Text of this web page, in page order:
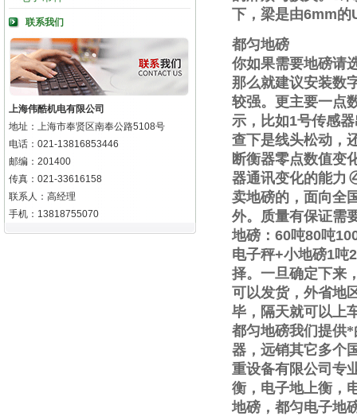
联系我们
上海伟酷机电有限公司
地址：上海市奉贤区南奉公路5108号
电话：021-13816853446
邮编：201400
传真：021-33616158
联系人：高经理
手机：13818755070
下，梁是由6mm的
都匀地磅
你如果需要地磅请
那么就建议安装数
较强。更主要一点
示，比如1号传感
查下是线头松动，
断衡器零点数值变
器通讯变化的能力
卖地磅的，面向全
外。质量有保证需
地磅： 60吨80吨
电子秤+小地磅1吨2
择。一旦确定下来
可以发货，外省地
毕，隔天就可以上
都匀地磅我们提供
器，远销其它多个
重设备有限公司专
衡，电子地上衡，
地磅，都匀电子地